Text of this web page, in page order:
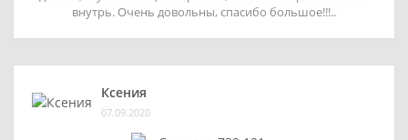
внутрь. Очень довольны, спасибо большое!!!..
Ксения
07.09.2020